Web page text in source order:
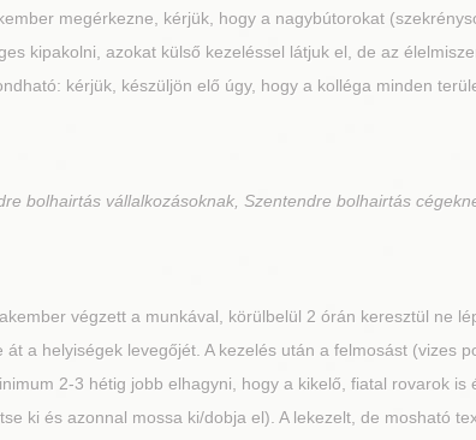
megérkezne, kérjük, hogy a nagybútorokat
kipakolni, azokat külső kezeléssel látjuk el, de az
kérjük, készüljön elő úgy, hogy a kolléga minden
bolhairtás vállalkozásoknak, Szentendre bolhairtás
végzett a munkával, körülbelül 2 órán keresztül ne
a helyiségek levegőjét. A kezelés után a felmosást (vizes
2-3 hétig jobb elhagyni, hogy a kikelő, fiatal rovarok is
ki és azonnal mossa ki/dobja el). A lekezelt, de mosható